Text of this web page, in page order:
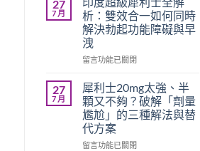
完
整
指
南：
香
男
性
必
讀
的
療
勁
可
以
跟
犀
士
一
起
吃
嗎？
醫
27
7 月
析：雙效合一如何同時
解決勃起功能障礙與早
洩
在
度
超
級
犀
利
士
留言功能已關閉
27
7 月
犀利士20mg太強、半
顆又不夠？破解「劑量
尷尬」的三種解法與替
代方案
在
留言功能已關閉